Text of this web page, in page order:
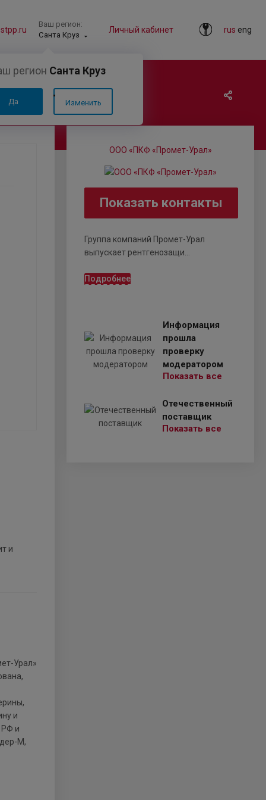
rus eng
Личный кабинет
Ваш регион:
Санта Круз
регион Санта Круз
Да Изменить
ООО «ПКФ «Промет-Урал»
Показать контакты
Группа компаний Промет-Урал
выпускает рентгенозащи...
Подробнее
Информация
прошла
проверку
модератором
Показать все
Отечественный
поставщик
Показать все
и
и
РФ и
М,